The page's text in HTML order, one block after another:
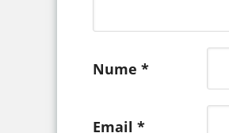
Nume *
Email *